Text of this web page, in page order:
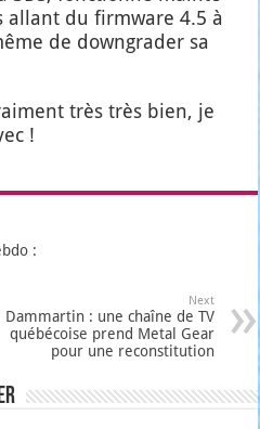
allant du firm­ware 4.5 à
de down­gra­der sa
très très bien, je
!
:
Next
Dammartin : une chaîne de TV
québécoise prend Metal Gear
pour une reconstitution